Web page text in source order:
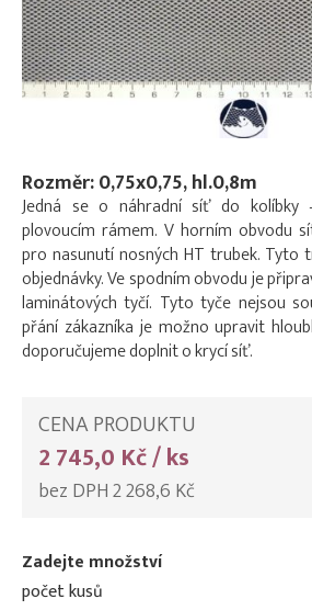
Rozměr: 0,75x0,75, hl.0,8m
Jedná se o náhradní síť do kolíbky
plovoucím rámem. V horním obvodu
pro nasunutí nosných HT trubek. Tyto
objednávky. Ve spodním obvodu je
laminátových tyčí. Tyto tyče nejsou
přání zákazníka je možno upravit
doporučujeme doplnit o krycí síť.
CENA PRODUKTU
2 745,0 Kč / ks
bez DPH 2 268,6 Kč
Zadejte množství
počet kusů